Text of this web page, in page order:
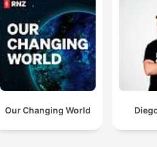
Our Changing World